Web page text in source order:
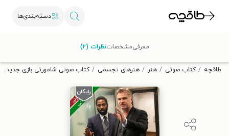
دسته‌بندی‌ها
تخفیف از طاقچه دریافت کن.
طاقچه کتاب صوتی هنر هنرهای تجسمی کتاب صوتی شامورتی بازی جدید
معرفیمشخصاتنظرات (۲)